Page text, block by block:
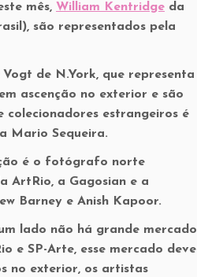
mês, William Kentridge da
são representados pela
de N.York, que representa
ascenção no exterior e são
estrangeiros é
Mario Sequeira.
é o fotógrafo norte
ArtRio, a Gagosian e a
Barney e Anish Kapoor.
lado não há grande mercado
e SP-Arte, esse mercado deve
no exterior, os artistas